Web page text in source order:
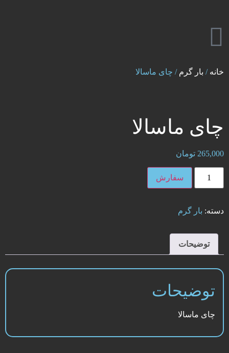
خانه / بار گرم / چای ماسالا
چای ماسالا
265,000 تومان
سفارش
دسته: بار گرم
توضیحات
توضیحات
چای ماسالا